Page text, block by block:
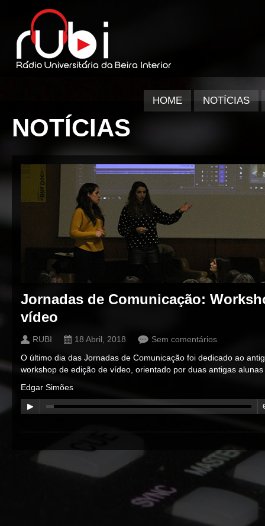
HOME NOTÍCIAS
NOTÍCIAS
Jornadas de Comunicação:
vídeo
RUBI 18 Abril, 2018
Sem comentários
O último dia das Jornadas de Comunicação foi dedicado ao
workshop de edição de vídeo, orientado por duas antigas
Edgar Simões
00:00 / 00:00